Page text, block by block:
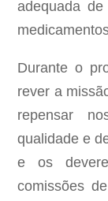
adequada
Durante o
rever a
repensar
qualidade e
e os
comissões